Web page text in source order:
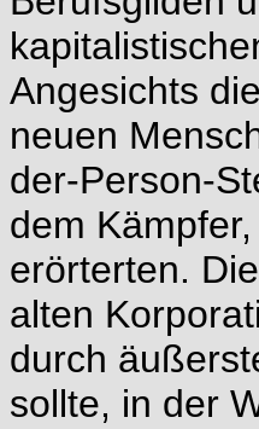
Angesichts
neuen
der-Person-
dem
erörterten.
alten
durch
sollte, in der